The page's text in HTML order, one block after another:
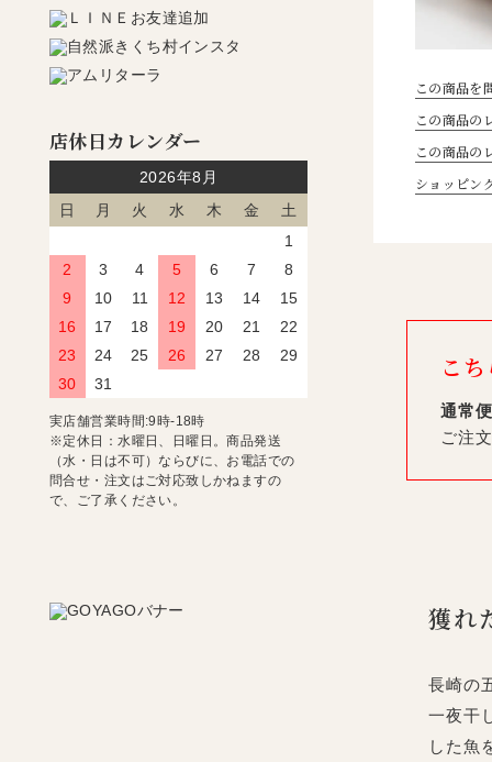
この商品を
この商品の
この商品の
ショッピン
こ
通常
ご注
獲れ
長崎の
一夜干
した魚
店休日カレンダー
2026年8月
日
月 火 水 木 金
土
1
2
3 4 5 6 7
8
9
10 11 12 13 14
15
16
17 18 19 20 21
22
23
24 25 26 27 28
29
30
31
実店舗営業時間:9時-18時
※定休日：水曜日、日曜日。商品発送
（水・日は不可）ならびに、お電話での
問合せ・注文はご対応致しかねますの
で、ご了承ください。